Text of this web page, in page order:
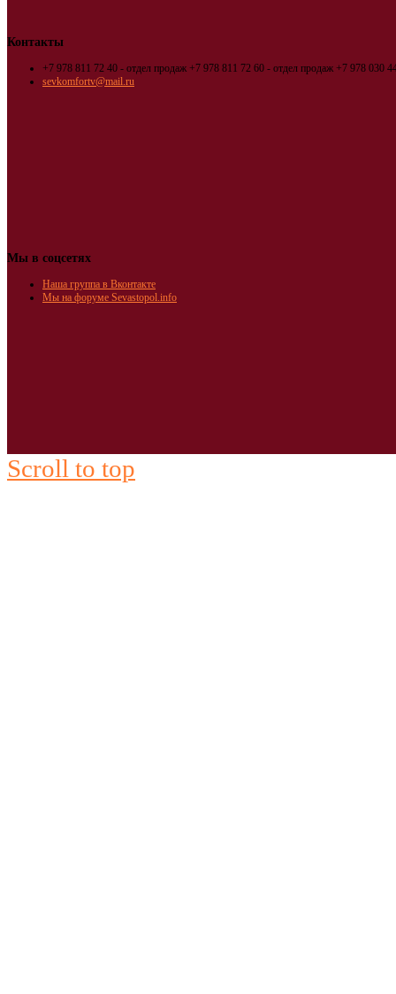
Контакты
+7 978 811 72 40 - отдел продаж +7 978 811 72 60 - отдел продаж +7 978 030
sevkomfortv@mail.ru
Мы в соцсетях
Наша группа в Вконтакте
Мы на форуме Sevastopol.info
Scroll to top